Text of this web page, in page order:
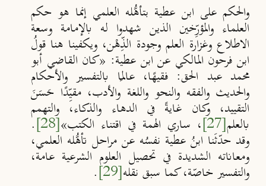
والحكم على ابن عطية بتأهُّله العلمي إنما هو حكم
العلماء والمؤرِّخين الذين شهدوا له بالإمامة وسعة
الاطلاع وغزارة العلم وجودة الذِّهْن، ويكفينا هنا قولُ
ابن فرحون المالكي عن ابن عطية: «كان القاضي أبو
محمد عبد الحق: فقيهًا، عالمًا بالتفسير والأحكام
والحديث والفقه والنحو واللغة والأدب، مقيِّدًا حَسن
التقييد، وكان غايةً في الدهاء والذكاء، والتهمم
بالعلم[27] ، ساري الهمة في اقتناء الكتب»[28]
.
وقد حدثَنا ابنُ عطية نفسُه عن مراحل تأهُله العلمي،
ومعاناته الشديدة في تحصيل العلوم الشرعية عامة،
والتفسير خاصّة، كما سبق نقله[29]
.